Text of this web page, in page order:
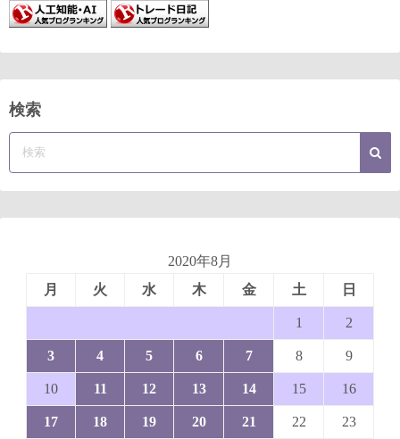
検索
2020年8月
月
火 水 木 金 土 日
1 2
3 4 5 6 7 8 9
10 11 12 13 14 15 16
17 18 19 20 21 22 23